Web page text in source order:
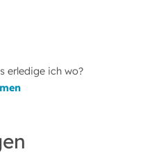
erledige ich wo?